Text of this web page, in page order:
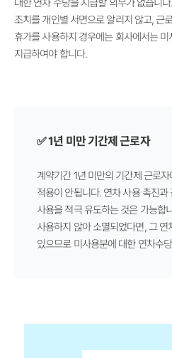
대한 연차 수당을 지급할 의무가 없습니
조치를 개인별 서면으로 알리지 않고, 근
휴가를 사용하지 경우에는 회사에서는
지급하여야 합니다.
✅ 1년 미만 기간제 근로자
계약기간 1년 미만의 기간제 근로
적용이 안됩니다. 연차 사용 촉진
사용을 적극 유도하는 것은 가능합
사용하지 않아 소멸되었다면, 그
있으므로 미사용분에 대한 연차수